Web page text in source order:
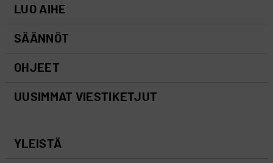
LUO AIHE
SÄÄNNÖT
OHJEET
UUSIMMAT VIESTIKETJUT
YLEISTÄ